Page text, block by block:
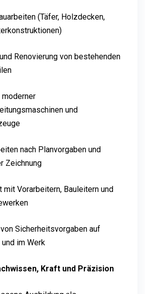
(Täfer, Holzdecken,
Renovierung von bestehenden
moderner
und
nach Planvorgaben und
Zeichnung
mit Vorarbeitern, Bauleitern und
Sicherheitsvorgaben auf
im Werk
Kraft und Präzision